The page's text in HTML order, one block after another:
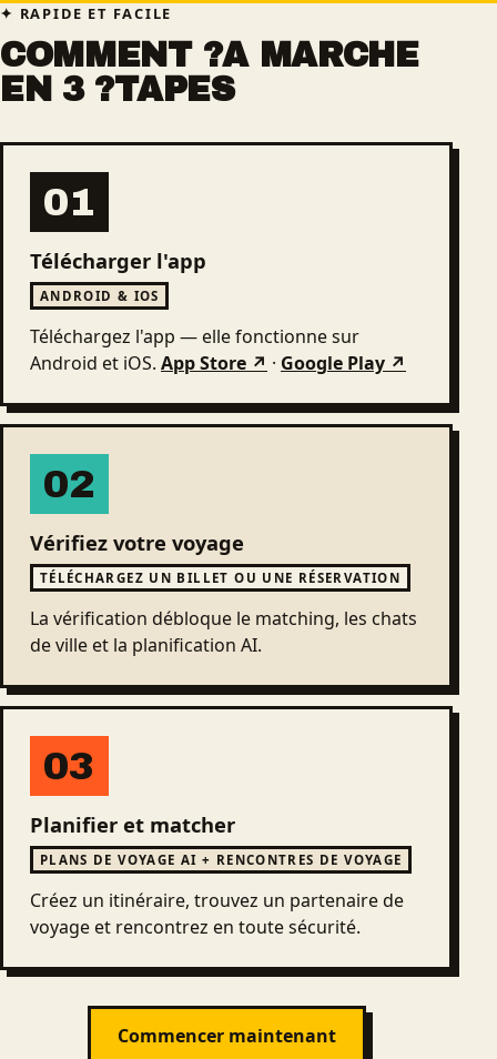
RAPIDE ET FACILE
COMMENT ?A MARCHE
EN 3 ?TAPES
01
Télécharger l'app
ANDROID & IOS
Téléchargez l'app — elle fonctionne sur
Android et iOS. App Store ↗ · Google Play ↗
02
Vérifiez votre voyage
TÉLÉCHARGEZ UN BILLET OU UNE RÉSERVATION
La vérification débloque le matching, les chats
de ville et la planification AI.
03
Planifier et matcher
PLANS DE VOYAGE AI + RENCONTRES DE VOYAGE
Créez un itinéraire, trouvez un partenaire de
voyage et rencontrez en toute sécurité.
Commencer maintenant